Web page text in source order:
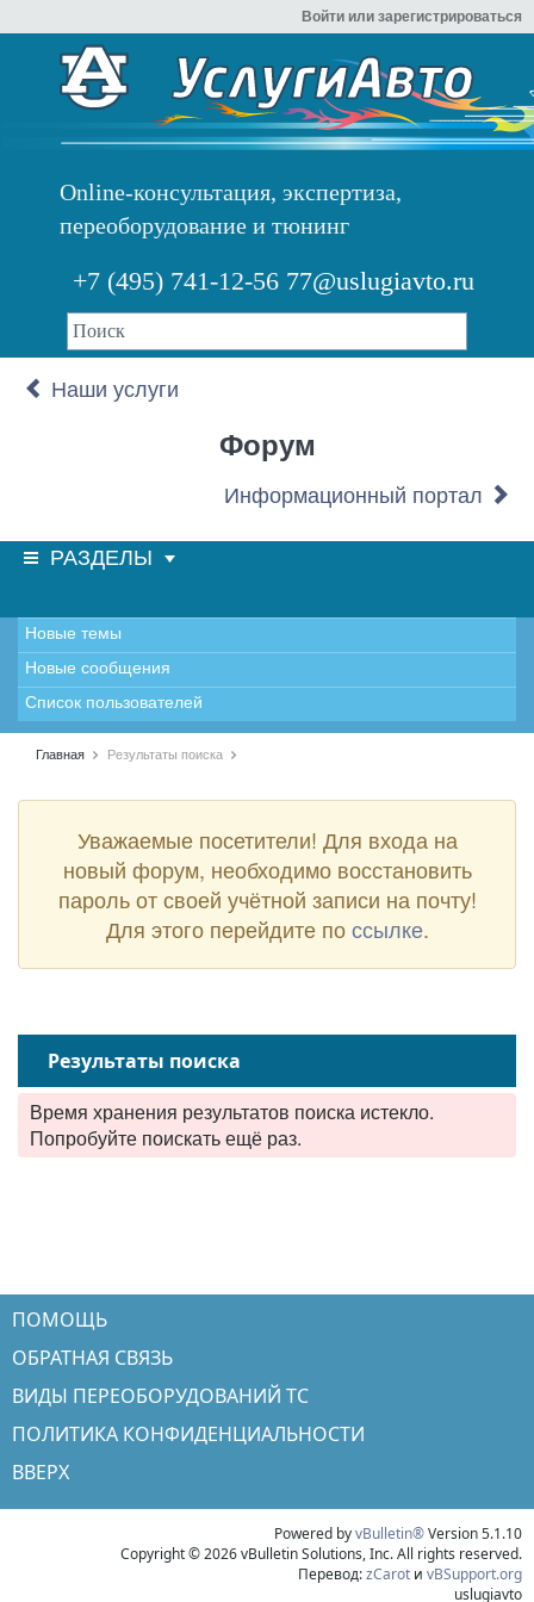
Войти или зарегистрироваться
Online-консультация, экспертиза,
переоборудование и тюнинг
+7 (495) 741-12-56 77@uslugiavto.ru
Наши услуги
Форум
Информационный портал
РАЗДЕЛЫ
Новые темы
Новые сообщения
Список пользователей
Главная Результаты поиска
Уважаемые посетители! Для входа на
новый форум, необходимо восстановить
пароль от своей учётной записи на почту!
Для этого перейдите поссылке.
Результаты поиска
Время хранения результатов поиска истекло.
Попробуйте поискать ещё раз.
ПОМОЩЬ
ОБРАТНАЯ СВЯЗЬ
ВИДЫ ПЕРЕОБОРУДОВАНИЙ ТС
ПОЛИТИКА КОНФИДЕНЦИАЛЬНОСТИ
ВВЕРХ
Powered byvBulletin®Version 5.1.10
Copyright © 2026 vBulletin Solutions, Inc. All rights reserved.
Перевод:zCarot и vBSupport.org
uslugiavto